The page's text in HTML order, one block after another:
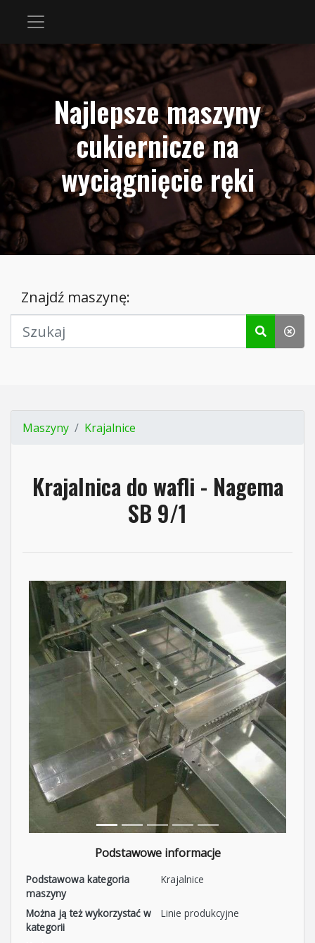
Najlepsze maszyny
cukiernicze na
wyciągnięcie ręki
Znajdź maszynę:
Maszyny Krajalnice
Krajalnica do wafli - Nagema
SB 9/1
Podstawowe informacje
Podstawowa kategoria
maszyny
Krajalnice
Można ją też wykorzystać w
kategorii
Linie produkcyjne